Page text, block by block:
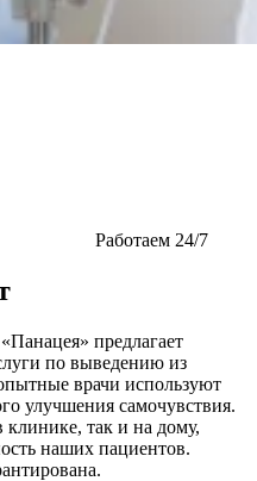
Работаем 24/7
предлагает
по выведению из
врачи используют
улучшения самочувствия.
так и на дому,
наших пациентов.